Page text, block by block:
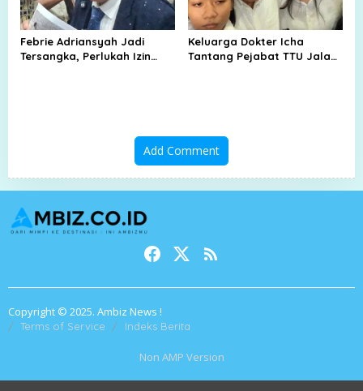
Febrie Adriansyah Jadi
Tersangka, Perlukah Izin
Keluarga Dokter Icha
Tantang Pejabat TTU Jalani
Add Comment
Copyright © 2025. Ambiz News !
Terms of Service Indeks Berita
Non AMP Version